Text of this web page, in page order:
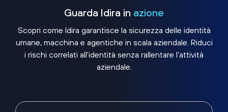
Guarda Idira in azione
Scopri come Idira garantisce la sicurezza delle identità
umane, macchina e agentiche in scala aziendale. Riduci
i rischi correlati all'identità senza rallentare l'attività
aziendale.